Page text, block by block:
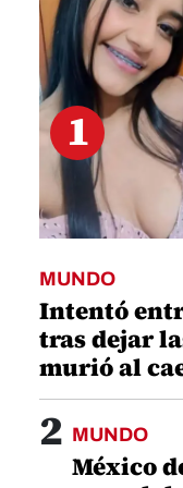
1
MUNDO
Intentó
tras dejar
murió al
2 MUNDO
México